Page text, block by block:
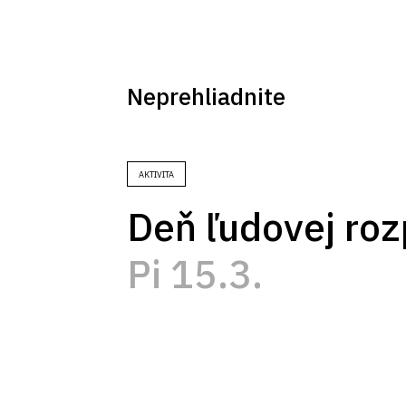
Neprehliadnite
AKTIVITA
Deň ľudovej
Pi 15.3.